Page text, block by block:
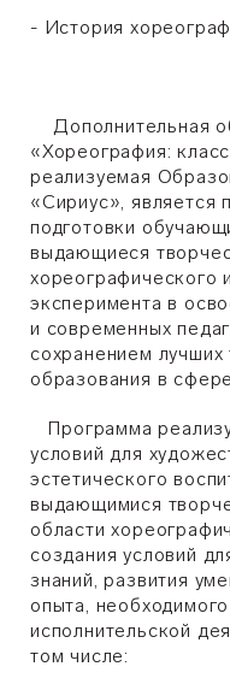
- История
Дополнительная
«Хореография:
реализуемая
«Сириус», является
подготовки
выдающиеся
хореографического
эксперимента в
и современных
сохранением лучших
образования в
Программа
условий для
эстетического
выдающимися
области
создания условий
знаний, развития
опыта,
исполнительской
том числе: